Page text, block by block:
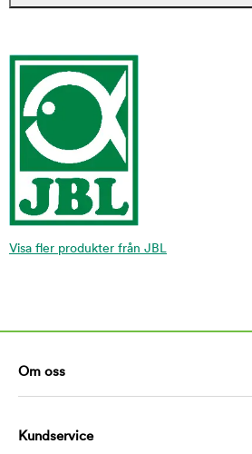
Visa fler produkter från JBL
Om oss
Kundservice